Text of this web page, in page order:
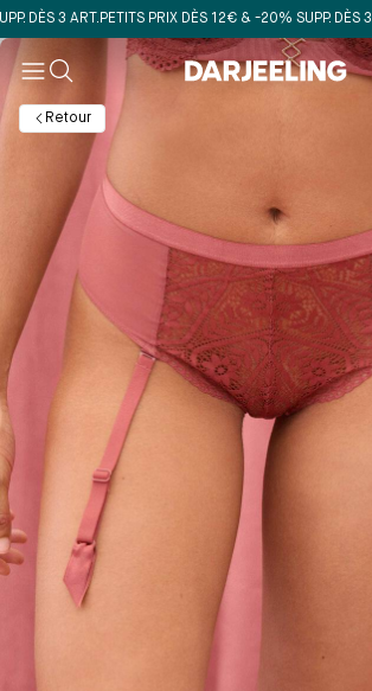
3 ART. PETITS PRIX DÈS 12€ & -20% SUPP. DÈS 3 ART.
Retour